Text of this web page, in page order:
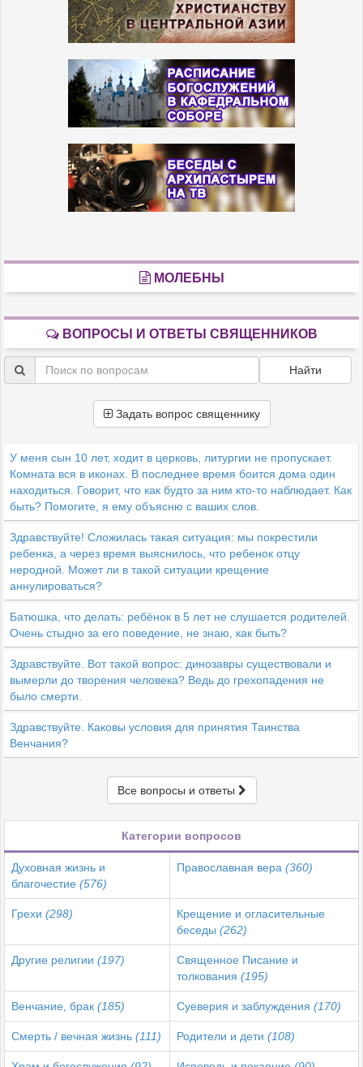
МОЛЕБНЫ
ВОПРОСЫ И ОТВЕТЫ СВЯЩЕННИКОВ
Найти
Задать вопрос священнику
У меня сын 10 лет, ходит в церковь, литургии не пропускает.
Комната вся в иконах. В последнее время боится дома один
находиться. Говорит, что как будто за ним кто-то наблюдает. Как
быть? Помогите, я ему объясню с ваших слов.
Здравствуйте! Сложилась такая ситуация: мы покрестили
ребенка, а через время выяснилось, что ребенок отцу
неродной. Может ли в такой ситуации крещение
аннулироваться?
Батюшка, что делать: ребёнок в 5 лет не слушается родителей.
Очень стыдно за его поведение, не знаю, как быть?
Здравствуйте. Вот такой вопрос: динозавры существовали и
вымерли до творения человека? Ведь до грехопадения не
было смерти.
Здравствуйте. Каковы условия для принятия Таинства
Венчания?
Все вопросы и ответы
Категории вопросов
Духовная жизнь и
благочестие (576)
Православная вера (360)
Грехи (298)
Крещение и огласительные
беседы (262)
Другие религии (197)
Священное Писание и
толкования (195)
Венчание, брак (185) Суеверия и заблуждения (170)
Смерть / вечная жизнь (111) Родители и дети (108)